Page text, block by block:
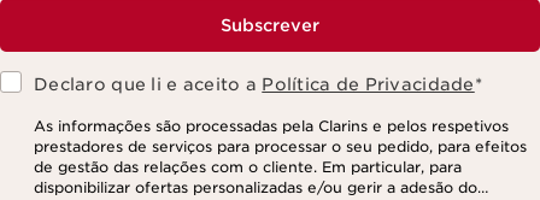
Subscrever
Declaro que li e aceito a Política de Privacidade*
As informações são processadas pela Clarins e pelos respetivos
prestadores de serviços para processar o seu pedido, para efeitos
de gestão das relações com o cliente. Em particular, para
disponibilizar ofertas personalizadas e/ou gerir a adesão do